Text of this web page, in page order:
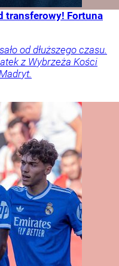
transferowy! Fortuna
od dłuższego czasu.
z Wybrzeża Kości